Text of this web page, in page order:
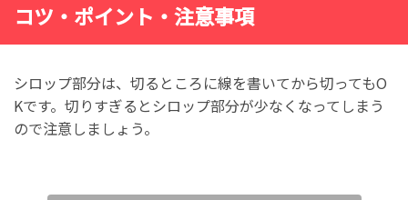
コツ・ポイント・注意事項
シロップ部分は、切るところに線を書いてから切ってもO
Kです。切りすぎるとシロップ部分が少なくなってしまう
ので注意しましょう。